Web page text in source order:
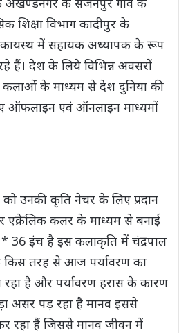
शिक्षा विभाग कादीपुर के
कायस्थ में सहायक अध्यापक के रूप
हैं। देश के लिये विभिन्न अवसरों
कलाओं के माध्यम से देश दुनिया की
ऑफलाइन एवं ऑनलाइन माध्यमों
को उनकी कृति नेचर के लिए प्रदान
एक्रेलिक कलर के माध्यम से बनाई
36 इंच है इस कलाकृति में चंद्रपाल
किस तरह से आज पर्यावरण का
रहा है और पर्यावरण हरास के कारण
असर पड़ रहा है मानव इससे
रहा हैं जिससे मानव जीवन में